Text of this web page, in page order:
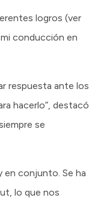
logros (ver
conducción en
respuesta ante los
hacerlo”, destacó
se
en conjunto. Se ha
lo que nos